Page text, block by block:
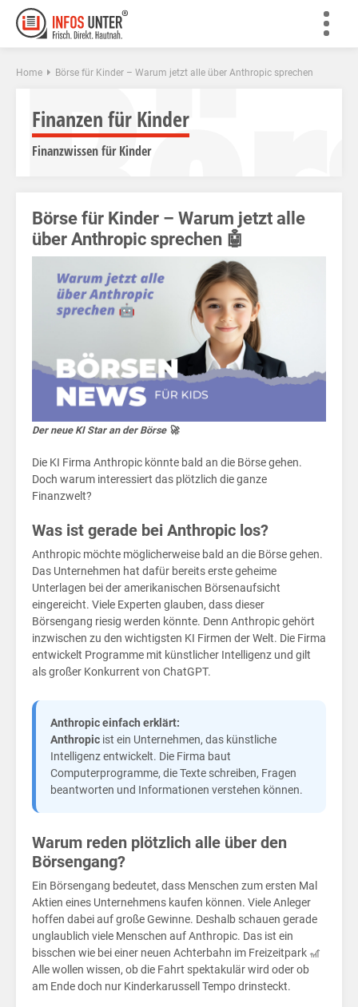
Home Börse für Kinder – Warum jetzt alle über Anthropic sprechen
für
Finanzen für Kinder
Finanzwissen für Kinder
Börse für Kinder – Warum jetzt alle
über Anthropic sprechen 🤖
Der neue KI Star an der Börse 🚀
Die KI Firma Anthropic könnte bald an die Börse gehen.
Doch warum interessiert das plötzlich die ganze
Finanzwelt?
Was ist gerade bei Anthropic los?
Anthropic möchte möglicherweise bald an die Börse gehen.
Das Unternehmen hat dafür bereits erste geheime
Unterlagen bei der amerikanischen Börsenaufsicht
eingereicht. Viele Experten glauben, dass dieser
Börsengang riesig werden könnte. Denn Anthropic gehört
inzwischen zu den wichtigsten KI Firmen der Welt. Die Firma
entwickelt Programme mit künstlicher Intelligenz und gilt
als großer Konkurrent von ChatGPT.
Anthropic einfach erklärt:
Anthropic ist ein Unternehmen, das künstliche
Intelligenz entwickelt. Die Firma baut
Computerprogramme, die Texte schreiben, Fragen
beantworten und Informationen verstehen können.
Warum reden plötzlich alle über den
Börsengang?
Ein Börsengang bedeutet, dass Menschen zum ersten Mal
Aktien eines Unternehmens kaufen können. Viele Anleger
hoffen dabei auf große Gewinne. Deshalb schauen gerade
unglaublich viele Menschen auf Anthropic. Das ist ein
bisschen wie bei einer neuen Achterbahn im Freizeitpark 🎢
Alle wollen wissen, ob die Fahrt spektakulär wird oder ob
am Ende doch nur Kinderkarussell Tempo drinsteckt.